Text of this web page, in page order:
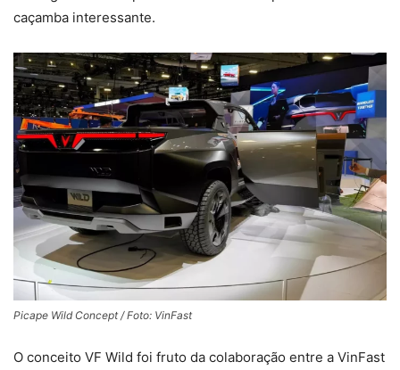
caçamba interessante.
Picape Wild Concept / Foto: VinFast
O conceito VF Wild foi fruto da colaboração entre a VinFast